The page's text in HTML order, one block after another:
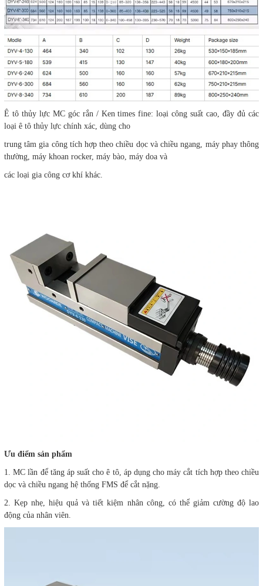
Ê tô thủy lực MC góc rắn / Ken times fine: loại công suất cao, đầy đủ các
loại ê tô thủy lực chính xác, dùng cho
trung tâm gia công tích hợp theo chiều dọc và chiều ngang, máy phay thông
thường, máy khoan rocker, máy bào, máy doa và
các loại gia công cơ khí khác.
Ưu điểm sản phẩm
1. MC lần để tăng áp suất cho ê tô, áp dụng cho máy cắt tích hợp theo chiều
dọc và chiều ngang hệ thống FMS để cắt nặng.
2. Kẹp nhẹ, hiệu quả và tiết kiệm nhân công, có thể giảm cường độ lao
động của nhân viên.